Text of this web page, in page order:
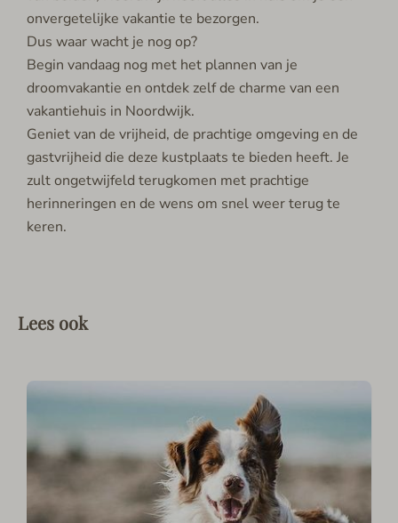
onvergetelijke vakantie te bezorgen.
Dus waar wacht je nog op?
Begin vandaag nog met het plannen van je
droomvakantie en ontdek zelf de charme van een
vakantiehuis in Noordwijk.
Geniet van de vrijheid, de prachtige omgeving en de
gastvrijheid die deze kustplaats te bieden heeft. Je
zult ongetwijfeld terugkomen met prachtige
herinneringen en de wens om snel weer terug te
keren.
Lees ook